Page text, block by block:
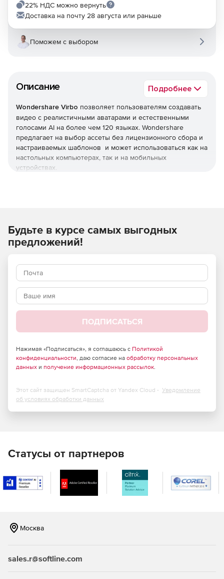
Описание Подробнее
Wondershare Virbo позволяет пользователям создавать
видео с реалистичными аватарами и естественными
голосами AI на более чем 120 языках. Wondershare
предлагает на выбор ассеты без лицензионного сбора и
настраиваемых шаблонов и может использоваться как на
настольных компьютерах, так и на мобильных
устройствах.
сетям.
22% НДС можно вернуть
Доставка на почту 28 августа или раньше
Поможем с выбором
Будьте в курсе самых выгодных
предложений!
ПОДПИСАТЬСЯ
Нажимая «Подписаться», я соглашаюсь с Политикой
конфиденциальности, даю согласие на обработку персональных
данных и получение информационных рассылок.
Этот сайт защищен SmartCaptcha от Yandex Cloud - Уведомление
об условиях обработки данных
Статусы от партнеров
Москва
sales.r@softline.com